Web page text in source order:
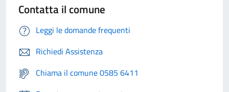
Contatta il comune
Leggi le domande frequenti
Richiedi Assistenza
Chiama il comune 0585 6411